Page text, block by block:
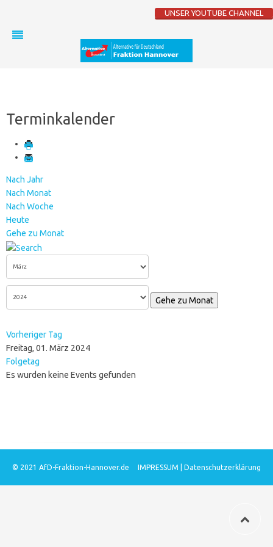
UNSER YOUTUBE CHANNEL
Terminkalender
Nach Jahr
Nach Monat
Nach Woche
Heute
Gehe zu Monat
Gehe zu Monat
Vorheriger Tag
Freitag, 01. März 2024
Folgetag
Es wurden keine Events gefunden
© 2021 AfD-Fraktion-Hannover.de IMPRESSUM Datenschutzerklärung